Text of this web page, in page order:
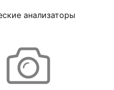
анализаторы